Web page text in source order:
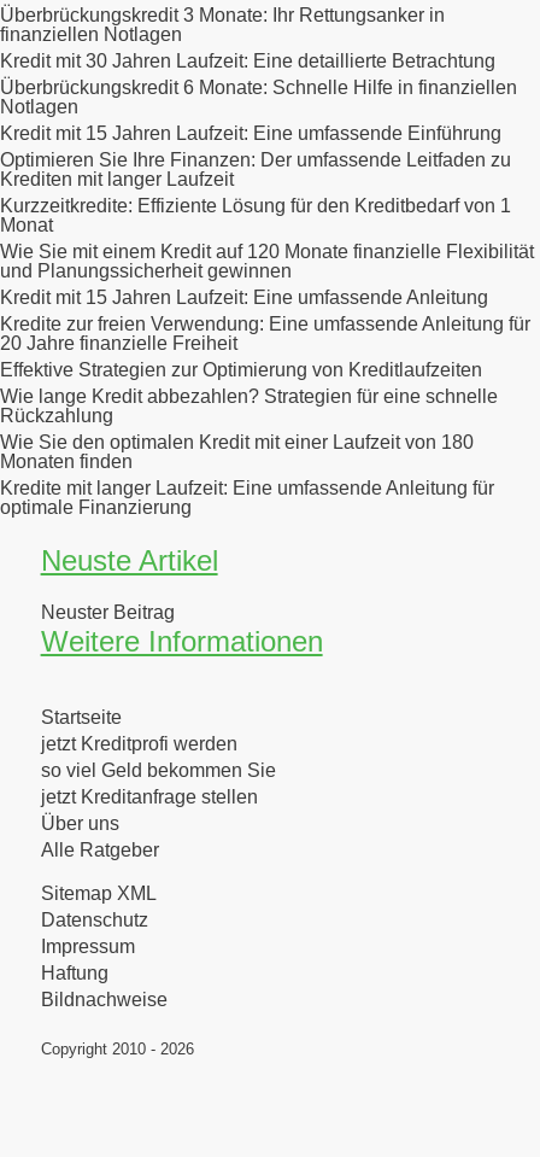
Überbrückungskredit 3 Monate: Ihr Rettungsanker in
finanziellen Notlagen
Kredit mit 30 Jahren Laufzeit: Eine detaillierte Betrachtung
Überbrückungskredit 6 Monate: Schnelle Hilfe in finanziellen
Notlagen
Kredit mit 15 Jahren Laufzeit: Eine umfassende Einführung
Optimieren Sie Ihre Finanzen: Der umfassende Leitfaden zu
Krediten mit langer Laufzeit
Kurzzeitkredite: Effiziente Lösung für den Kreditbedarf von 1
Monat
Wie Sie mit einem Kredit auf 120 Monate finanzielle Flexibilität
und Planungssicherheit gewinnen
Kredit mit 15 Jahren Laufzeit: Eine umfassende Anleitung
Kredite zur freien Verwendung: Eine umfassende Anleitung für
20 Jahre finanzielle Freiheit
Effektive Strategien zur Optimierung von Kreditlaufzeiten
Wie lange Kredit abbezahlen? Strategien für eine schnelle
Rückzahlung
Wie Sie den optimalen Kredit mit einer Laufzeit von 180
Monaten finden
Kredite mit langer Laufzeit: Eine umfassende Anleitung für
optimale Finanzierung
Neuste Artikel
Neuster Beitrag
Weitere Informationen
Startseite
jetzt Kreditprofi werden
so viel Geld bekommen Sie
jetzt Kreditanfrage stellen
Über uns
Alle Ratgeber
Sitemap XML
Datenschutz
Impressum
Haftung
Bildnachweise
Copyright 2010 - 2026